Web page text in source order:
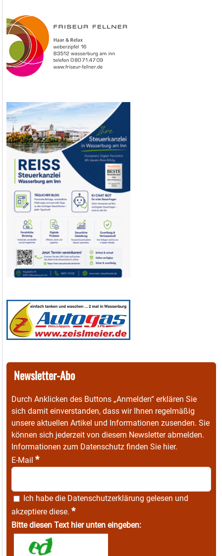
Newsletter-Abo
Durch Anklicken des Buttons „Anmelden“ erklären Sie
sich damit einverstanden, dass wir Ihnen regelmäßig
unsere aktuellen Artikel und Informationen zusenden. Sie
können sich jederzeit von diesem Newsletter abmelden.
Informationen zum Datenschutz finden Sie hier.
E-Mail *
Ich habe die Datenschutzerklärung gelesen und
akzeptiere diese. *
Bitte diesen Text hier unten eingeben: